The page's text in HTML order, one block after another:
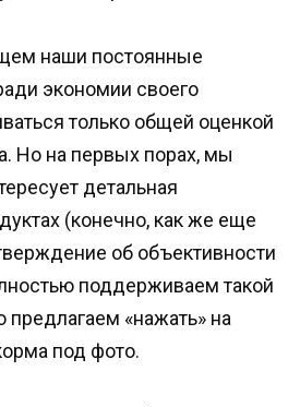
наши постоянные
экономии своего
только общей оценкой
Но на первых порах, мы
детальная
(конечно, как же еще
об объективности
поддерживаем такой
предлагаем «нажать» на
под фото.